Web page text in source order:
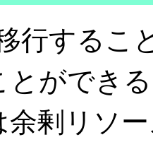
行するこ
とができ
余剰リソ